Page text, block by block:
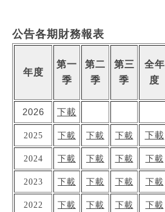
公告各期財務報表
年度
第一
季
第二
季
第三
季
全年
度
2026 下載
2025 下載 下載 下載 下載
2024 下載 下載 下載 下載
2023 下載 下載 下載 下載
2022 下載 下載 下載 下載